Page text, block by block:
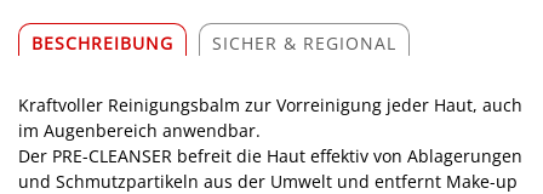
BESCHREIBUNG SICHER & REGIONAL
Kraftvoller Reinigungsbalm zur Vorreinigung jeder Haut, auch
im Augenbereich anwendbar.
Der PRE-CLEANSER befreit die Haut effektiv von Ablagerungen
und Schmutzpartikeln aus der Umwelt und entfernt Make-up